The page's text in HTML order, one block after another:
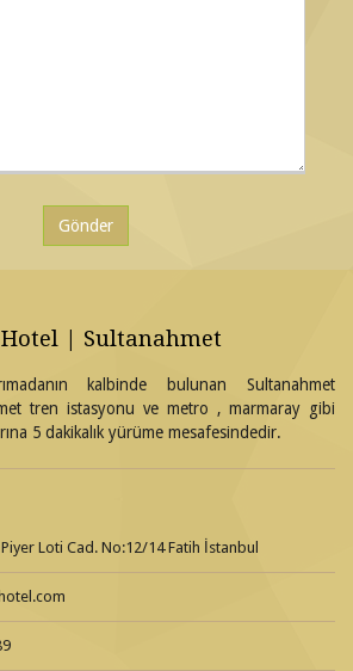
| Sultanahmet
kalbinde bulunan Sultanahmet
tren istasyonu ve metro , marmaray gibi
5 dakikalık yürüme mesafesindedir.
Loti Cad. No:12/14 Fatih İstanbul